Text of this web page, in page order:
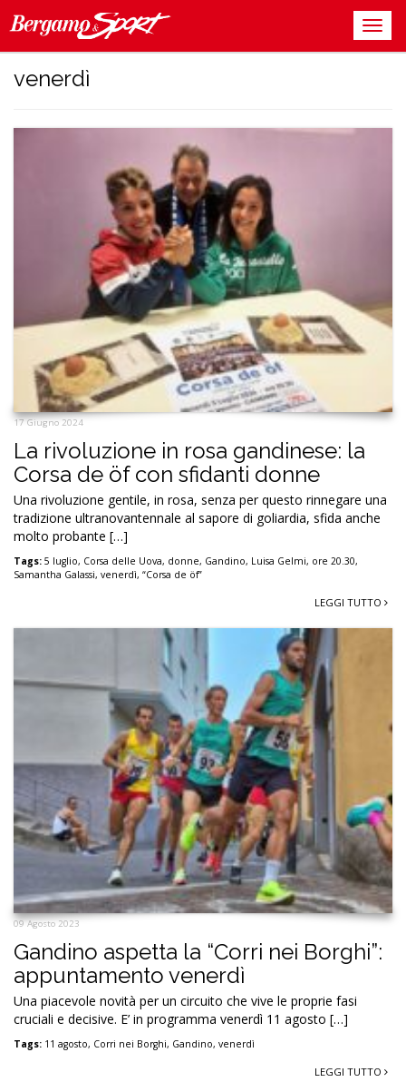
venerdì
17 Giugno 2024
La rivoluzione in rosa gandinese: la
Corsa de öf con sfidanti donne
Una rivoluzione gentile, in rosa, senza per questo rinnegare una
tradizione ultranovantennale al sapore di goliardia, sfida anche
molto probante […]
Tags: 5 luglio, Corsa delle Uova, donne, Gandino, Luisa Gelmi, ore 20.30,
Samantha Galassi, venerdì, “Corsa de öf”
LEGGI TUTTO
09 Agosto 2023
Gandino aspetta la “Corri nei Borghi”:
appuntamento venerdì
Una piacevole novità per un circuito che vive le proprie fasi
cruciali e decisive. E’ in programma venerdì 11 agosto […]
Tags: 11 agosto, Corri nei Borghi, Gandino, venerdì
LEGGI TUTTO